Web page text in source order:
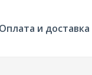
Оплата и доставка